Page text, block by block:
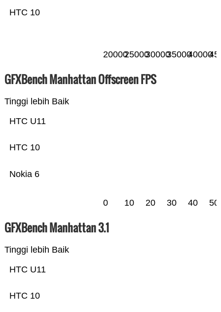
HTC 10
2000025000300003500040000
GFXBench Manhattan Offscreen FPS
Tinggi lebih Baik
Nokia 6
HTC 10
HTC U11
0 10 20 30 40 50
GFXBench Manhattan 3.1
Tinggi lebih Baik
HTC 10
HTC U11